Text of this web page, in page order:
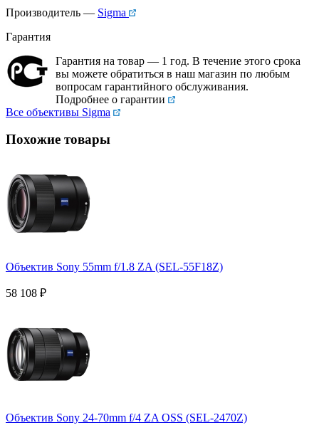
Производитель — Sigma
Гарантия
Гарантия на товар — 1 год. В течение этого срока
вы можете обратиться в наш магазин по любым
вопросам гарантийного обслуживания.
Подробнее о гарантии
Все объективы Sigma
Похожие товары
Объектив Sony 55mm f/1.8 ZA (SEL-55F18Z)
58 108 ₽
Объектив Sony 24-70mm f/4 ZA OSS (SEL-2470Z)